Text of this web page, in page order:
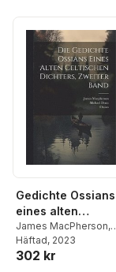
Gedichte Ossians
eines alten
celtischen
Dichters, Zweiter
Band
James MacPherson,
Michael Denis
Häftad, 2023
302 kr